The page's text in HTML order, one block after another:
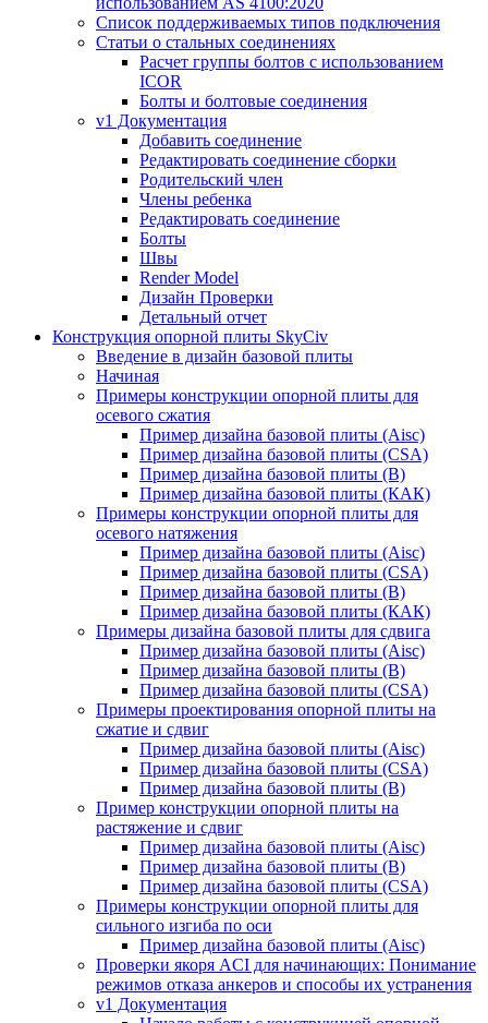
Список поддерживаемых типов подключения
Статьи о стальных соединениях
Расчет группы болтов с использованием
ICOR
Болты и болтовые соединения
v1 Документация
Добавить соединение
Редактировать соединение сборки
Родительский член
Члены ребенка
Редактировать соединение
Болты
Швы
Render Model
Дизайн Проверки
Детальный отчет
Конструкция опорной плиты SkyCiv
Введение в дизайн базовой плиты
Начиная
Примеры конструкции опорной плиты для
осевого сжатия
Пример дизайна базовой плиты (Aisc)
Пример дизайна базовой плиты (CSA)
Пример дизайна базовой плиты (В)
Пример дизайна базовой плиты (КАК)
Примеры конструкции опорной плиты для
осевого натяжения
Пример дизайна базовой плиты (Aisc)
Пример дизайна базовой плиты (CSA)
Пример дизайна базовой плиты (В)
Пример дизайна базовой плиты (КАК)
Примеры дизайна базовой плиты для сдвига
Пример дизайна базовой плиты (Aisc)
Пример дизайна базовой плиты (В)
Пример дизайна базовой плиты (CSA)
Примеры проектирования опорной плиты на
сжатие и сдвиг
Пример дизайна базовой плиты (Aisc)
Пример дизайна базовой плиты (CSA)
Пример дизайна базовой плиты (В)
Пример конструкции опорной плиты на
растяжение и сдвиг
Пример дизайна базовой плиты (Aisc)
Пример дизайна базовой плиты (В)
Пример дизайна базовой плиты (CSA)
Примеры конструкции опорной плиты для
сильного изгиба по оси
Пример дизайна базовой плиты (Aisc)
Проверки якоря ACI для начинающих: Понимание
режимов отказа анкеров и способы их устранения
v1 Документация